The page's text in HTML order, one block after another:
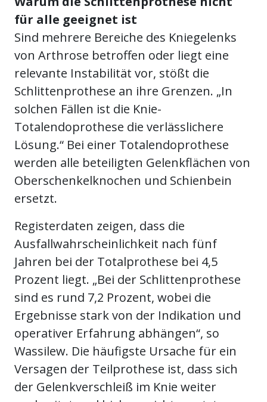
für alle geeignet ist
Sind mehrere Bereiche des Kniegelenks
von Arthrose betroffen oder liegt eine
relevante Instabilität vor, stößt die
Schlittenprothese an ihre Grenzen. „In
solchen Fällen ist die Knie-
Totalendoprothese die verlässlichere
Lösung.“ Bei einer Totalendoprothese
werden alle beteiligten Gelenkflächen von
Oberschenkelknochen und Schienbein
ersetzt.
Registerdaten zeigen, dass die
Ausfallwahrscheinlichkeit nach fünf
Jahren bei der Totalprothese bei 4,5
Prozent liegt. „Bei der Schlittenprothese
sind es rund 7,2 Prozent, wobei die
Ergebnisse stark von der Indikation und
operativer Erfahrung abhängen“, so
Wassilew. Die häufigste Ursache für ein
Versagen der Teilprothese ist, dass sich
der Gelenkverschleiß im Knie weiter